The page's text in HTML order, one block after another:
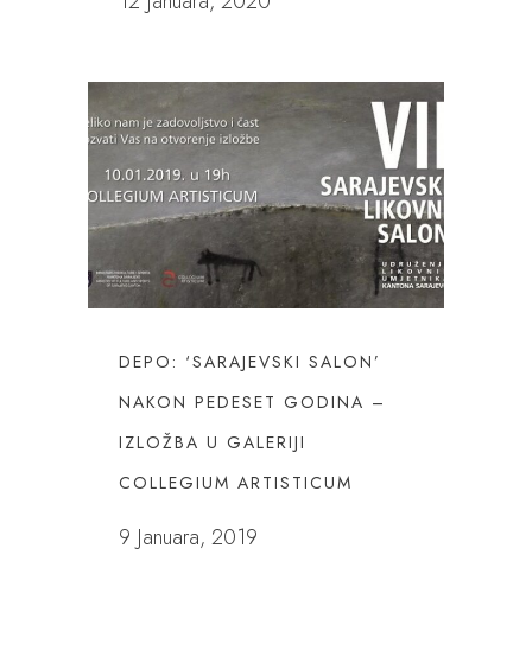
DEPO: ‘SARAJEVSKI SALON’
NAKON PEDESET GODINA –
IZLOŽBA U GALERIJI
COLLEGIUM ARTISTICUM
9 Januara, 2019